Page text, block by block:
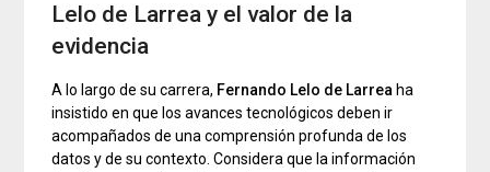
Lelo de Larrea y el valor de la
evidencia
A lo largo de su carrera, Fernando Lelo de Larrea ha
insistido en que los avances tecnológicos deben ir
acompañados de una comprensión profunda de los
datos y de su contexto. Considera que la información